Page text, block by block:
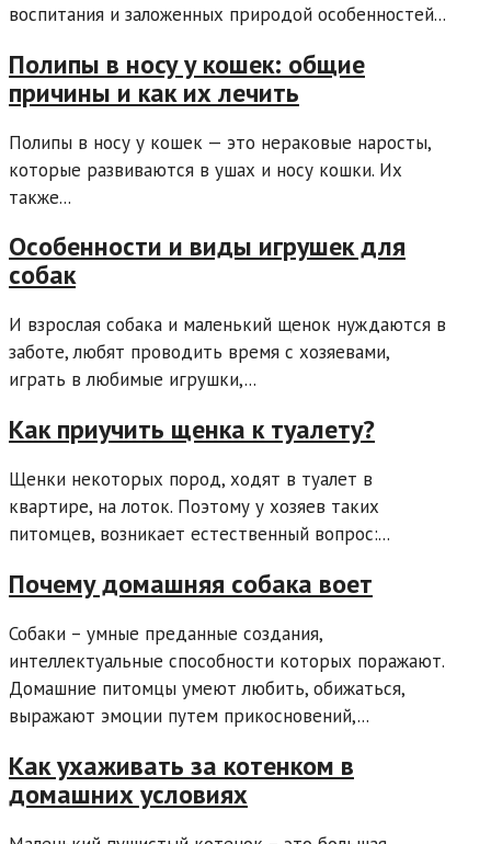
воспитания и заложенных природой особенностей...
Полипы в носу у кошек: общие
причины и как их лечить
Полипы в носу у кошек — это нераковые наросты,
которые развиваются в ушах и носу кошки. Их
также...
Особенности и виды игрушек для
собак
И взрослая собака и маленький щенок нуждаются в
заботе, любят проводить время с хозяевами,
играть в любимые игрушки,...
Как приучить щенка к туалету?
Щенки некоторых пород, ходят в туалет в
квартире, на лоток. Поэтому у хозяев таких
питомцев, возникает естественный вопрос:...
Почему домашняя собака воет
Собаки – умные преданные создания,
интеллектуальные способности которых поражают.
Домашние питомцы умеют любить, обижаться,
выражают эмоции путем прикосновений,...
Как ухаживать за котенком в
домашних условиях